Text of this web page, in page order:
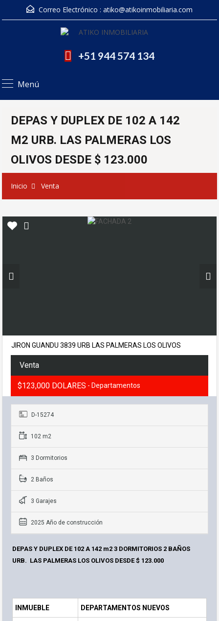
Correo Electrónico : atiko@atikoinmobiliaria.com
+51 944 574 134
Menú
DEPAS Y DUPLEX DE 102 A 142
M2 URB. LAS PALMERAS LOS
OLIVOS DESDE $ 123.000
Inicio Venta
JIRON GUANDU 3839 URB LAS PALMERAS LOS OLIVOS
Venta
$123,000 DOLARES - Departamentos
D-15274
102 m2
3 Dormitorios
2 Baños
3 Garajes
2025 Año de construcción
DEPAS Y DUPLEX DE 102 A 142 m2 3 DORMITORIOS 2 BAÑOS
URB. LAS PALMERAS LOS OLIVOS DESDE $ 123.000
INMUEBLE DEPARTAMENTOS NUEVOS